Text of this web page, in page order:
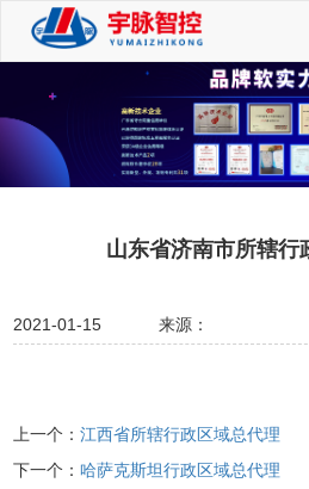
山东省济南市所辖行
2021-01-15 来源：
上一个：江西省所辖行政区域总代理
下一个：哈萨克斯坦行政区域总代理